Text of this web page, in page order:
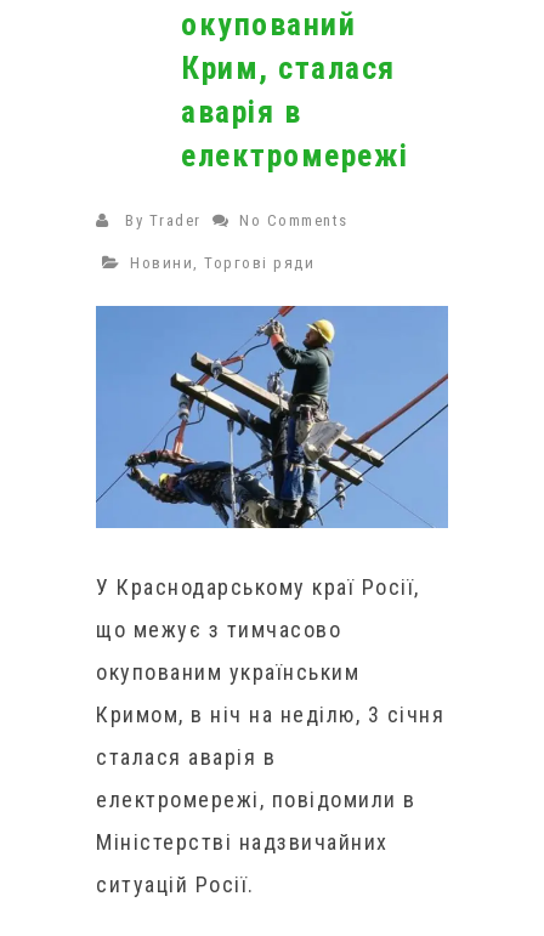
окупований
Крим, сталася
аварія в
електромережі
By Trader No Comments
Новини , Торгові ряди
У Краснодарському краї Росії,
що межує з тимчасово
окупованим українським
Кримом, в ніч на неділю, 3 січня
сталася аварія в
електромережі, повідомили в
Міністерстві надзвичайних
ситуацій Росії.